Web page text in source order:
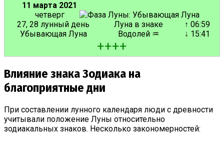
11 марта 2021
четверг
27, 28 лунный день
Убывающая Луна
Луна в знаке
Водолей ♒
↑ 06:59
↓ 15:41
++++
Влияние знака Зодиака на
благоприятные дни
При составлении лунного календаря люди с древности
учитывали положение Луны относительно
зодиакальных знаков. Несколько закономерностей: